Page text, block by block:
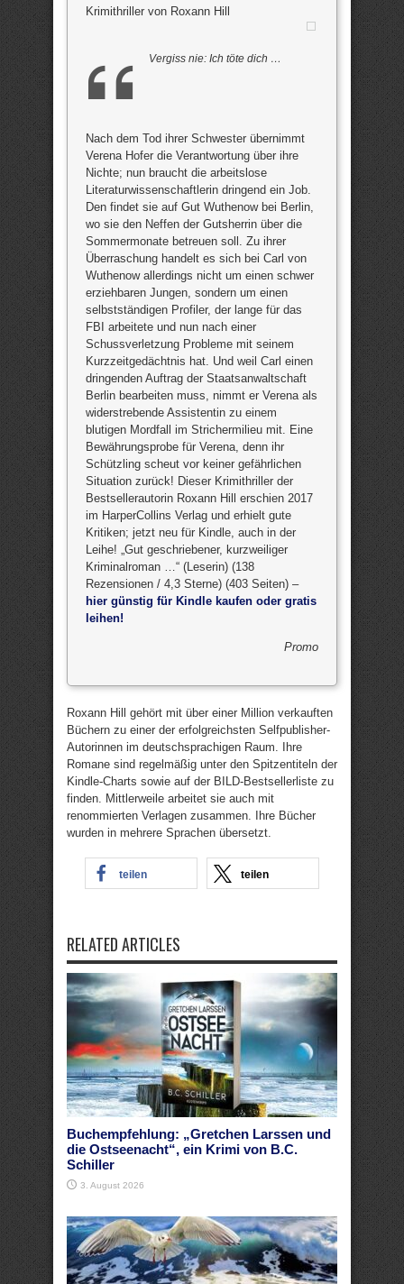
Krimithriller von Roxann Hill
Vergiss nie: Ich töte dich …
Nach dem Tod ihrer Schwester übernimmt
Verena Hofer die Verantwortung über ihre
Nichte; nun braucht die arbeitslose
Literaturwissenschaftlerin dringend ein Job.
Den findet sie auf Gut Wuthenow bei Berlin,
wo sie den Neffen der Gutsherrin über die
Sommermonate betreuen soll. Zu ihrer
Überraschung handelt es sich bei Carl von
Wuthenow allerdings nicht um einen schwer
erziehbaren Jungen, sondern um einen
selbstständigen Profiler, der lange für das
FBI arbeitete und nun nach einer
Schussverletzung Probleme mit seinem
Kurzzeitgedächtnis hat. Und weil Carl einen
dringenden Auftrag der Staatsanwaltschaft
Berlin bearbeiten muss, nimmt er Verena als
widerstrebende Assistentin zu einem
blutigen Mordfall im Strichermilieu mit. Eine
Bewährungsprobe für Verena, denn ihr
Schützling scheut vor keiner gefährlichen
Situation zurück! Dieser Krimithriller der
Bestsellerautorin Roxann Hill erschien 2017
im HarperCollins Verlag und erhielt gute
Kritiken; jetzt neu für Kindle, auch in der
Leihe! „Gut geschriebener, kurzweiliger
Kriminalroman …“ (Leserin) (138
Rezensionen / 4,3 Sterne) (403 Seiten) –
hier günstig für Kindle kaufen oder gratis
leihen!
Promo
Roxann Hill gehört mit über einer Million verkauften
Büchern zu einer der erfolgreichsten Selfpublisher-
Autorinnen im deutschsprachigen Raum. Ihre
Romane sind regelmäßig unter den Spitzentiteln der
Kindle-Charts sowie auf der BILD-Bestsellerliste zu
finden. Mittlerweile arbeitet sie auch mit
renommierten Verlagen zusammen. Ihre Bücher
wurden in mehrere Sprachen übersetzt.
teilen teilen
RELATED ARTICLES
Buchempfehlung: „Gretchen Larssen und
die Ostseenacht“, ein Krimi von B.C.
Schiller
3. August 2026